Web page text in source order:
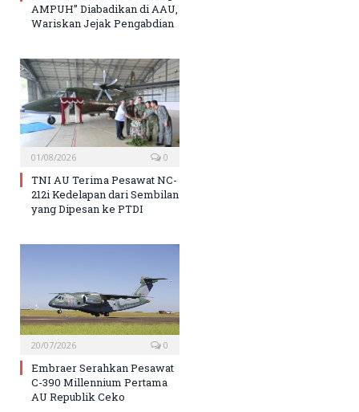
AMPUH” Diabadikan di AAU,
Wariskan Jejak Pengabdian
01/08/2026 0
TNI AU Terima Pesawat NC-
212i Kedelapan dari Sembilan
yang Dipesan ke PTDI
20/07/2026 0
Embraer Serahkan Pesawat
C-390 Millennium Pertama
AU Republik Ceko